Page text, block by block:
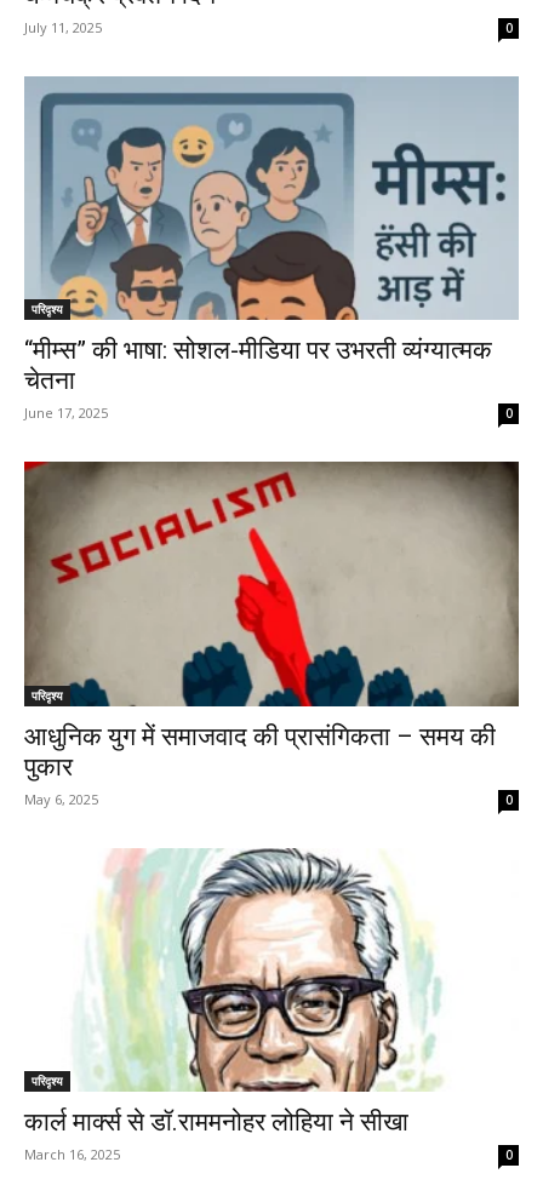
July 11, 2025 0
परिदृश्य
“मीम्स” की भाषा: सोशल-मीडिया पर उभरती व्यंग्यात्मक
चेतना
June 17, 2025 0
परिदृश्य
आधुनिक युग में समाजवाद की प्रासंगिकता – समय की
पुकार
May 6, 2025 0
परिदृश्य
कार्ल मार्क्स से डॉ.राममनोहर लोहिया ने सीखा
March 16, 2025 0